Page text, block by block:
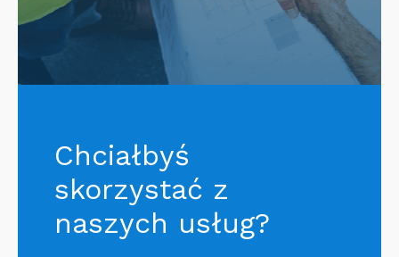
Chciałbyś
skorzystać z
naszych usług?